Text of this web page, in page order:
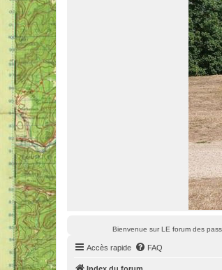
Bienvenue sur LE forum des
Accès rapide FAQ
Index du forum